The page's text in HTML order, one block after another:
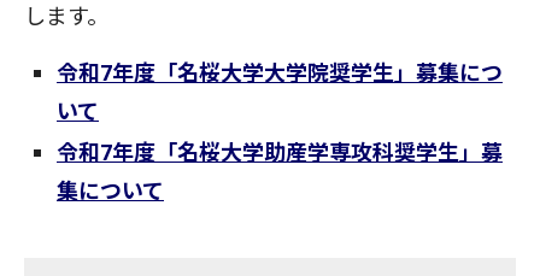
します。
令和7年度「名桜大学大学院奨学生」募集につ
いて
令和7年度「名桜大学助産学専攻科奨学生」募
集について